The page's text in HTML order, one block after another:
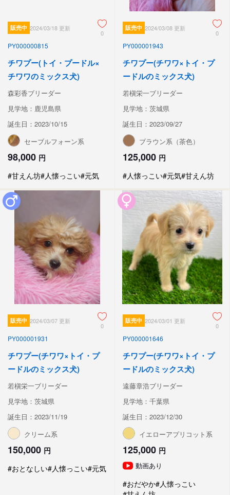
販売中 2024/03/18 更新
0
PY000000815
チワプー(トイ・プードル×
チワワのミックス犬)
森彩香ブリーダー
見学地：鹿児島県
誕生日：2023/10/15
セーブルフォーン系
98,000 円
#甘えん坊#人懐っこい#元気
販売中 2024/03/08 更新
0
PY000001943
チワプー(チワワ×トイ・プ
ードルのミックス犬)
若槇栄一ブリーダー
見学地：茨城県
誕生日：2023/09/27
ブラウン系（茶色）
125,000 円
#人懐っこい#元気#甘えん坊
販売中 2024/03/07 更新
0
PY000001931
チワプー(チワワ×トイ・プ
ードルのミックス犬)
若槇栄一ブリーダー
見学地：茨城県
誕生日：2023/11/19
クリーム系
150,000 円
#おとなしい#人懐っこい#元気
販売中 2024/03/01 更新
0
PY000001646
チワプー(チワワ×トイ・プ
ードルのミックス犬)
遠藤章浩ブリーダー
見学地：千葉県
誕生日：2023/12/30
イエローアプリコット系
125,000 円
動画あり
#おだやか#人懐っこい